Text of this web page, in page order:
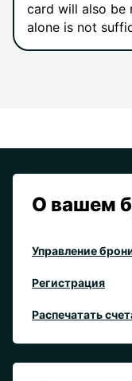
card will also be
alone is not
О вашем
Управление
Регистрация
Распечатать